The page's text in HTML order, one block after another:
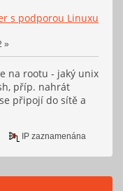
s podporou Linuxu
»
na rootu - jaký unix
příp. nahrát
připojí do sítě a
IP zaznamenána